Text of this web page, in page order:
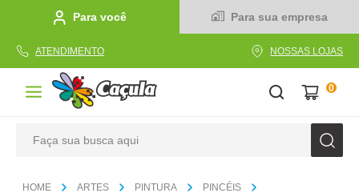
Para você Para sua empresa
ATENDIMENTO NOSSAS LOJAS
0
ARTES PINTURA
PINCÉIS